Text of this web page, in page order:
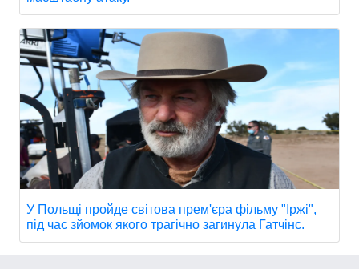
У Польщі пройде світова прем'єра фільму "Іржі",
під час зйомок якого трагічно загинула Гатчінс.